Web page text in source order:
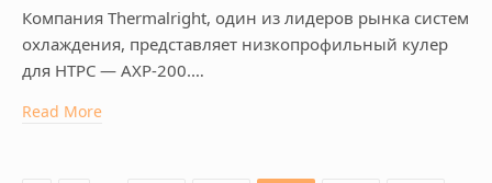
Компания Thermalright, один из лидеров рынка систем
охлаждения, представляет низкопрофильный кулер
для НТРС — AXP-200.…
Read More